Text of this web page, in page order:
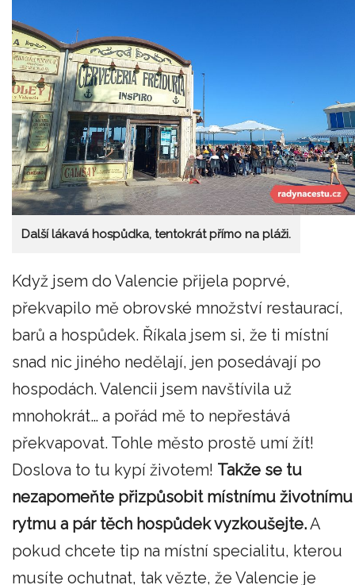
Další lákavá hospůdka, tentokrát přímo na pláži.
Když jsem do Valencie přijela poprvé,
překvapilo mě obrovské množství restaurací,
barů a hospůdek. Říkala jsem si, že ti místní
snad nic jiného nedělají, jen posedávají po
hospodách. Valencii jsem navštívila už
mnohokrát… a pořád mě to nepřestává
překvapovat. Tohle město prostě umí žít!
Doslova to tu kypí životem! Takže se tu
nezapomeňte přizpůsobit místnímu životnímu
rytmu a pár těch hospůdek vyzkoušejte.A
pokud chcete tip na místní specialitu, kterou
musíte ochutnat, tak vězte, že Valencie je